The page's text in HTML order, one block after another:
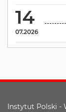
14
07.2026
Instytut Polski -